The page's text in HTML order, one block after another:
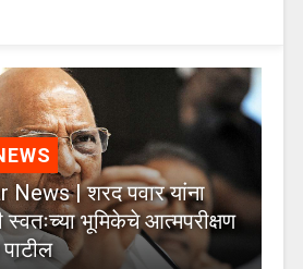
News | शरद पवार यांना
स्वतःच्या भूमिकेचे आत्मपरीक्षण